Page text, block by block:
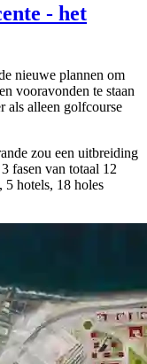
- het
nieuwe plannen om
vooravonden te staan
als alleen golfcourse
zou een uitbreiding
fasen van totaal 12
5 hotels, 18 holes